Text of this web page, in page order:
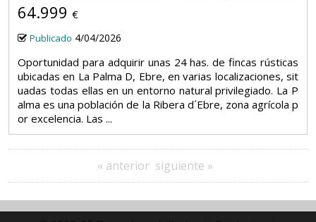
64.999 €
Publicado 4/04/2026
Oportunidad para adquirir unas 24 has. de fincas rústicas
ubicadas en La Palma D, Ebre, en varias localizaciones, sit
uadas todas ellas en un entorno natural privilegiado. La P
alma es una población de la Ribera d´Ebre, zona agrícola p
or excelencia. Las ...
« anterior siguiente »